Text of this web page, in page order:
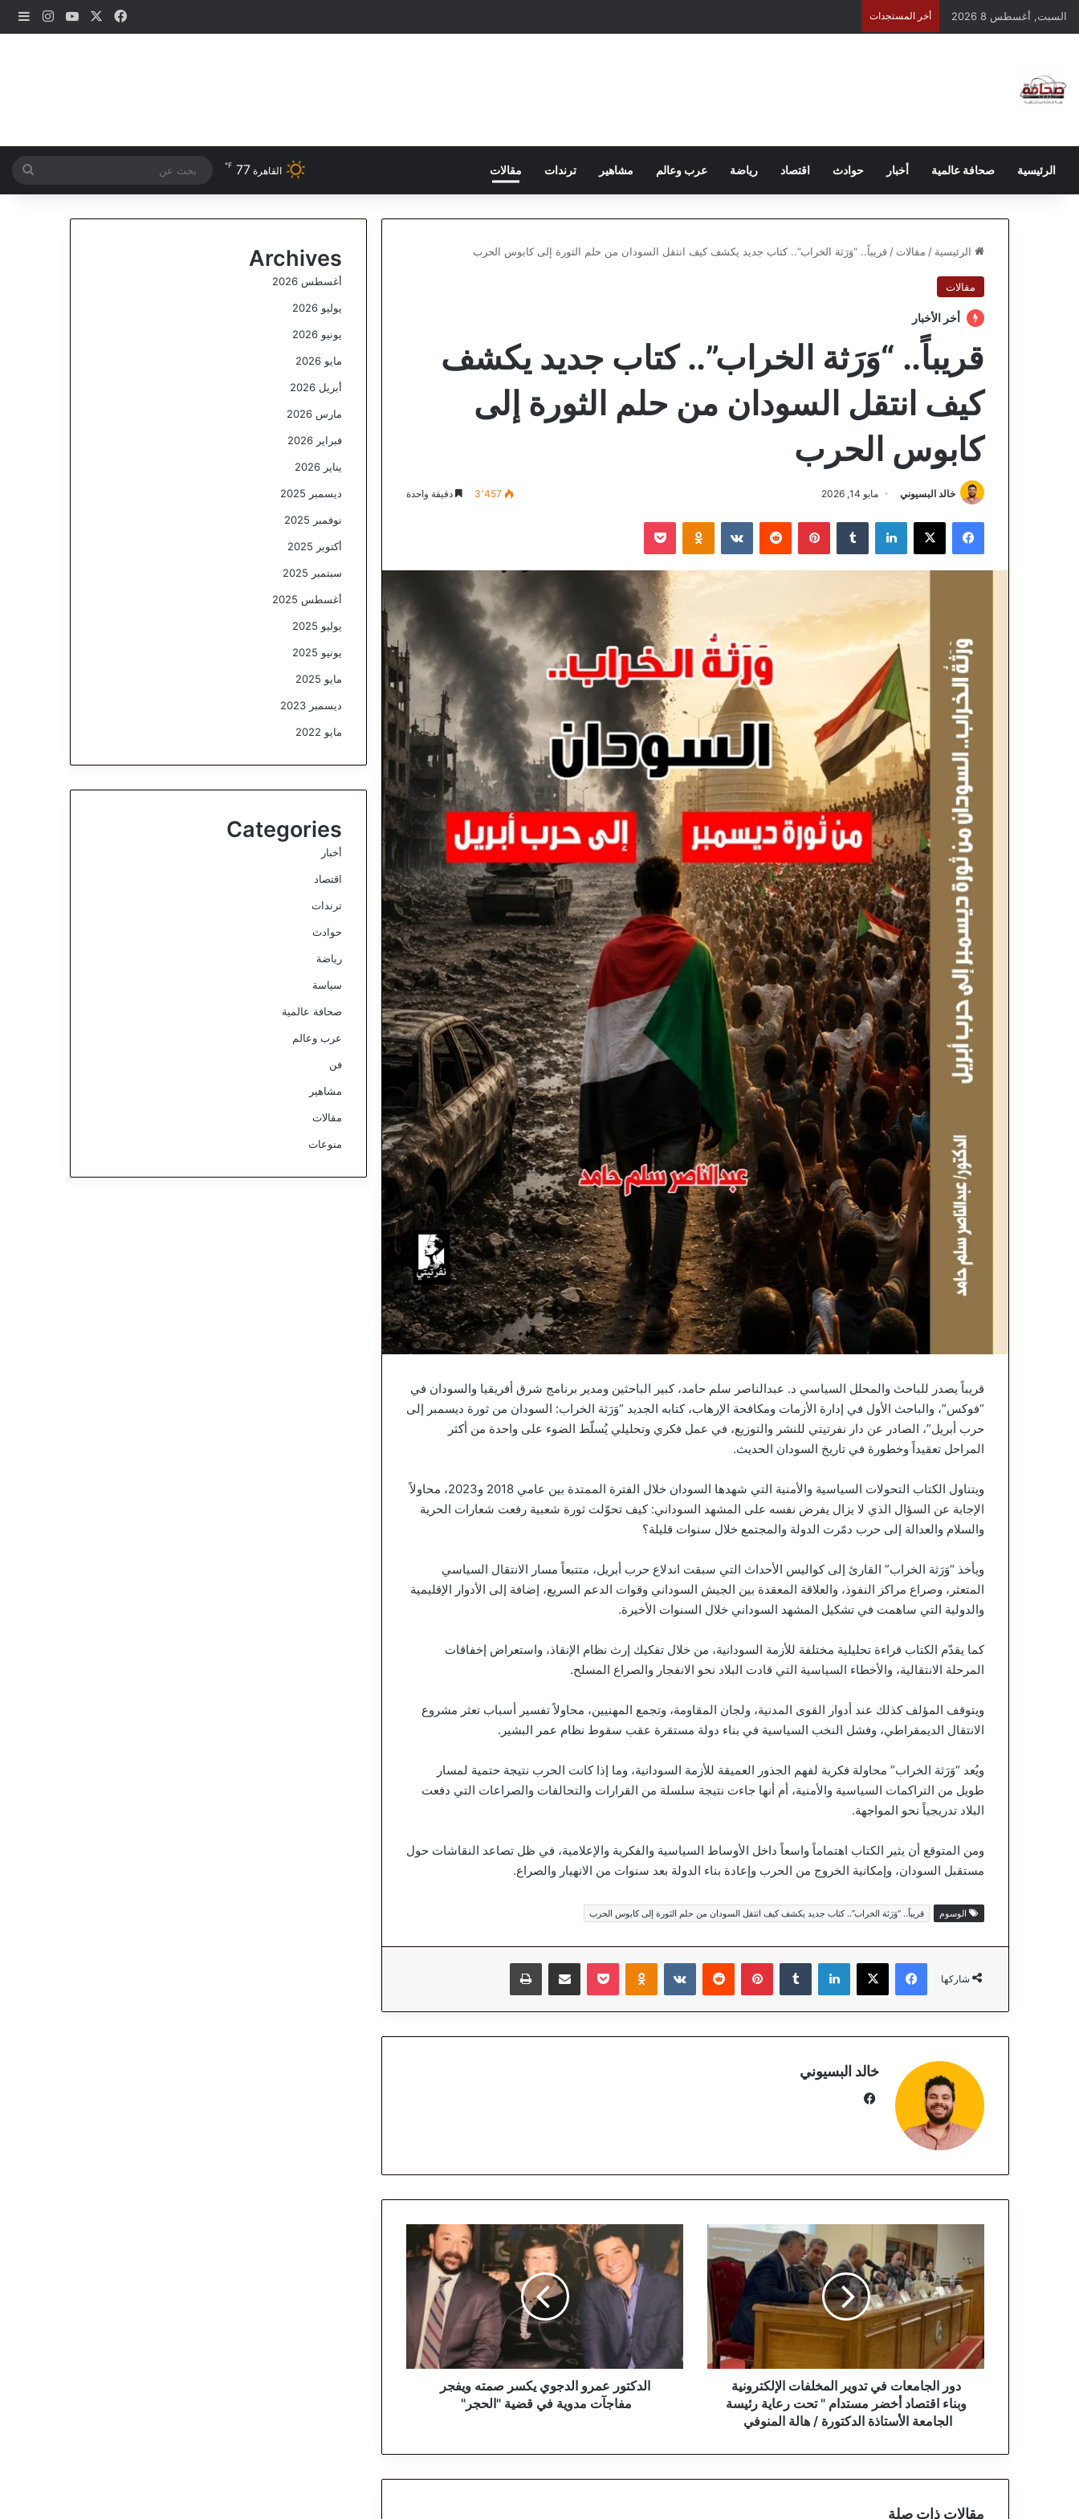
السبت, أغسطس 8 2026 أخر المستجدات فيسبوك ‫YouTube
الرئيسية صحافة عالمية أخبار حوادث اقتصاد رياضة عرب وعالم مشاهير ترندات مقالات القاهرة 77
℉
عن
الرئيسية / مقالات / قريباً.. “وَرَثة الخراب”.. كتاب جديد يكشف كيف انتقل السودان من حلم الثورة إلى كابوس الحرب
مقالات
أخر الأخبار
قريباً.. “وَرَثة الخراب”.. كتاب جديد يكشف
كيف انتقل السودان من حلم الثورة إلى
كابوس الحرب
خالد البسيوني مايو 14, 2026 3٬457 دقيقة واحدة
فيسبوك لينكدإن بينتيريست
قريباً يصدر للباحث والمحلل السياسي د. عبدالناصر سلم حامد، كبير الباحثين ومدير برنامج شرق أفريقيا والسودان في
“فوكس”، والباحث الأول في إدارة الأزمات ومكافحة الإرهاب، كتابه الجديد “وَرَثة الخراب: السودان من ثورة ديسمبر إلى
حرب أبريل”، الصادر عن دار نفرتيتي للنشر والتوزيع، في عمل فكري وتحليلي يُسلّط الضوء على واحدة من أكثر
المراحل تعقيداً وخطورة في تاريخ السودان الحديث.
ويتناول الكتاب التحولات السياسية والأمنية التي شهدها السودان خلال الفترة الممتدة بين عامي 2018 و2023، محاولاً
الإجابة عن السؤال الذي لا يزال يفرض نفسه على المشهد السوداني: كيف تحوّلت ثورة شعبية رفعت شعارات الحرية
والسلام والعدالة إلى حرب دمّرت الدولة والمجتمع خلال سنوات قليلة؟
ويأخذ “وَرَثة الخراب” القارئ إلى كواليس الأحداث التي سبقت اندلاع حرب أبريل، متتبعاً مسار الانتقال السياسي
المتعثر، وصراع مراكز النفوذ، والعلاقة المعقدة بين الجيش السوداني وقوات الدعم السريع، إضافة إلى الأدوار الإقليمية
والدولية التي ساهمت في تشكيل المشهد السوداني خلال السنوات الأخيرة.
كما يقدّم الكتاب قراءة تحليلية مختلفة للأزمة السودانية، من خلال تفكيك إرث نظام الإنقاذ، واستعراض إخفاقات
المرحلة الانتقالية، والأخطاء السياسية التي قادت البلاد نحو الانفجار والصراع المسلح.
ويتوقف المؤلف كذلك عند أدوار القوى المدنية، ولجان المقاومة، وتجمع المهنيين، محاولاً تفسير أسباب تعثر مشروع
الانتقال الديمقراطي، وفشل النخب السياسية في بناء دولة مستقرة عقب سقوط نظام عمر البشير.
ويُعد “وَرَثة الخراب” محاولة فكرية لفهم الجذور العميقة للأزمة السودانية، وما إذا كانت الحرب نتيجة حتمية لمسار
طويل من التراكمات السياسية والأمنية، أم أنها جاءت نتيجة سلسلة من القرارات والتحالفات والصراعات التي دفعت
البلاد تدريجياً نحو المواجهة.
ومن المتوقع أن يثير الكتاب اهتماماً واسعاً داخل الأوساط السياسية والفكرية والإعلامية، في ظل تصاعد النقاشات حول
مستقبل السودان، وإمكانية الخروج من الحرب وإعادة بناء الدولة بعد سنوات من الانهيار والصراع.
الوسوم قريباً.. “وَرَثة الخراب”.. كتاب جديد يكشف كيف انتقل السودان من حلم الثورة إلى كابوس الحرب
شاركها
فيسبوك لينكدإن بينتيريست
خالد البسيوني
ر
ا
م
ع
ت
دور الجامعات في تدوير المخلفات الإلكترونية
وبناء اقتصاد أخضر مستدام " تحت رعاية رئيسة
الجامعة الأستاذة الدكتورة / هالة المنوفي
د
ع
م
د
الدكتور عمرو الدجوي يكسر صمته ويفجر
مفاجآت مدوية في قضية "الحجر"
مقالات ذات صلة
Archives
أغسطس 2026
يوليو 2026
يونيو 2026
مايو 2026
أبريل 2026
مارس 2026
فبراير 2026
يناير 2026
ديسمبر 2025
نوفمبر 2025
أكتوبر 2025
سبتمبر 2025
أغسطس 2025
يوليو 2025
يونيو 2025
مايو 2025
ديسمبر 2023
مايو 2022
Categories
أخبار
اقتصاد
ترندات
حوادث
رياضة
سياسة
صحافة عالمية
عرب وعالم
فن
مشاهير
مقالات
منوعات